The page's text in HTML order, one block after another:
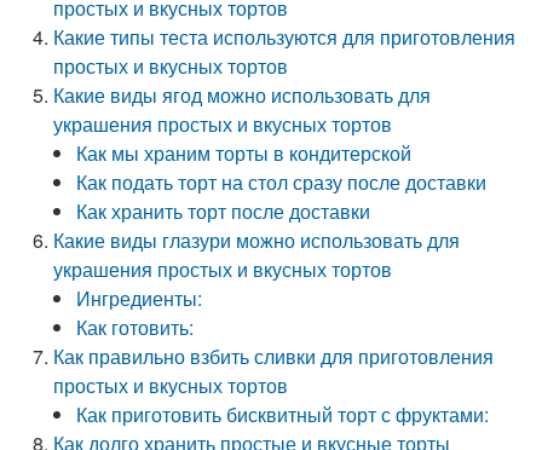
простых и вкусных тортов
Какие типы теста используются для приготовления
простых и вкусных тортов
Какие виды ягод можно использовать для
украшения простых и вкусных тортов
Как мы храним торты в кондитерской
Как подать торт на стол сразу после доставки
Как хранить торт после доставки
Какие виды глазури можно использовать для
украшения простых и вкусных тортов
Ингредиенты:
Как готовить:
Как правильно взбить сливки для приготовления
простых и вкусных тортов
Как приготовить бисквитный торт с фруктами:
Как долго хранить простые и вкусные торты